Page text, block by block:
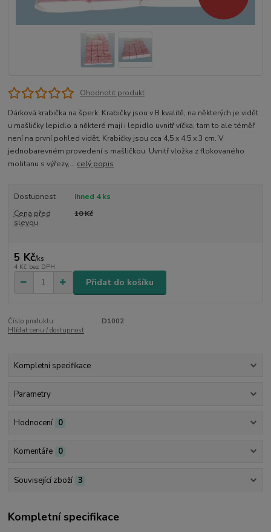
Ohodnotit produkt
Dárková krabička na šperk. Krabičky jsou v B kvalitě, na některých je vidět
u mašličky lepidlo a některé mají i lepidlo uvnitř víčka, tam to ale téměř
není na první pohled vidět. Krabičky jsou cca 4,5 x 4,5 x 3 cm. V
jednobarevném provedení s mašličkou. Uvnitř vložka z flokovaného
molitanu s výřezy,... celý popis
Dostupnost
ihned 4 ks
Cena před
slevou
10 Kč
5 Kč/ks
4 Kč bez DPH
Přidat do košíku
Číslo produktu:
D1002
Hlídat cenu / dostupnost
Kompletní specifikace
Parametry
Hodnocení 0
Komentáře 0
Související zboží 3
Kompletní specifikace